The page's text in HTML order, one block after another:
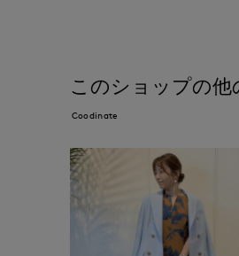
このショップの他
Coodinate